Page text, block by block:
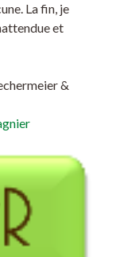
La fin, je
et
&